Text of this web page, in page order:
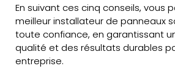
En suivant ces cinq conseils, vous
meilleur installateur de panneaux
toute confiance, en garantissant
qualité et des résultats durables
entreprise.